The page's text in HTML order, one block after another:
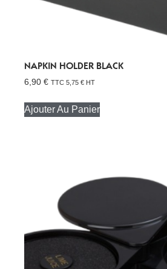
NAPKIN HOLDER BLACK
6,90 € TTC 5,75 € HT
Ajouter Au Panier